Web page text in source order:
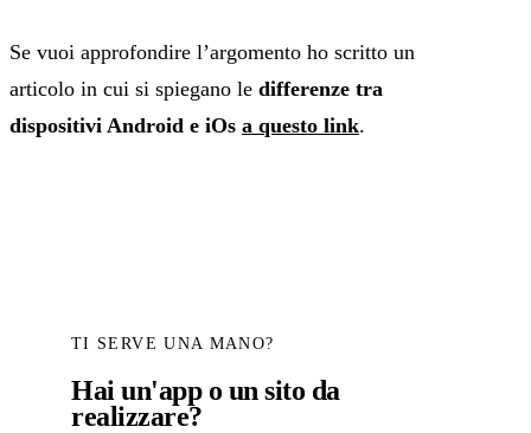
Se vuoi approfondire l’argomento ho scritto un
articolo in cui si spiegano le differenze tra
dispositivi Android e iOs a questo link.
TI SERVE UNA MANO?
Hai un'app o un sito da
realizzare?